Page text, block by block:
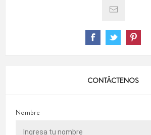
CONTÁCTENOS
Nombre